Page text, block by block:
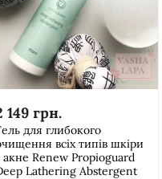
149 грн.
для глибокого
всіх типів шкіри
акне Renew Propioguard
Lathering Abstergent